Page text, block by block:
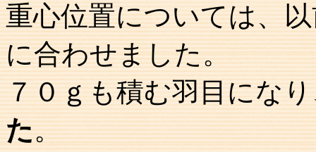
重心位置については、
に合わせました。
７０ｇも積む羽目にな
た。